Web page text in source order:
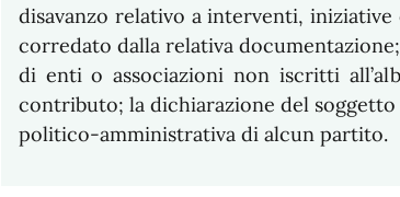
disavanzo relativo a interventi,
corredato dalla relativa
di enti o associazioni non iscritti
contributo; la dichiarazione del
politico-amministrativa di alcun partito.